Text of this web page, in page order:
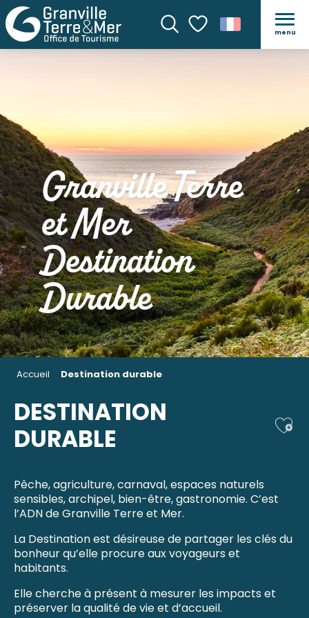
Recherche
Voir les favoris
menu
Granville Terre
et Mer
Destination
Durable
Accueil Destination durable
DESTINATION
DURABLE
Pêche, agriculture, carnaval, espaces naturels
sensibles, archipel, bien-être, gastronomie. C’est
l’ADN de Granville Terre et Mer.
La Destination est désireuse de partager les clés du
bonheur qu’elle procure aux voyageurs et
habitants.
Elle cherche à présent à mesurer les impacts et
préserver la qualité de vie et d’accueil.